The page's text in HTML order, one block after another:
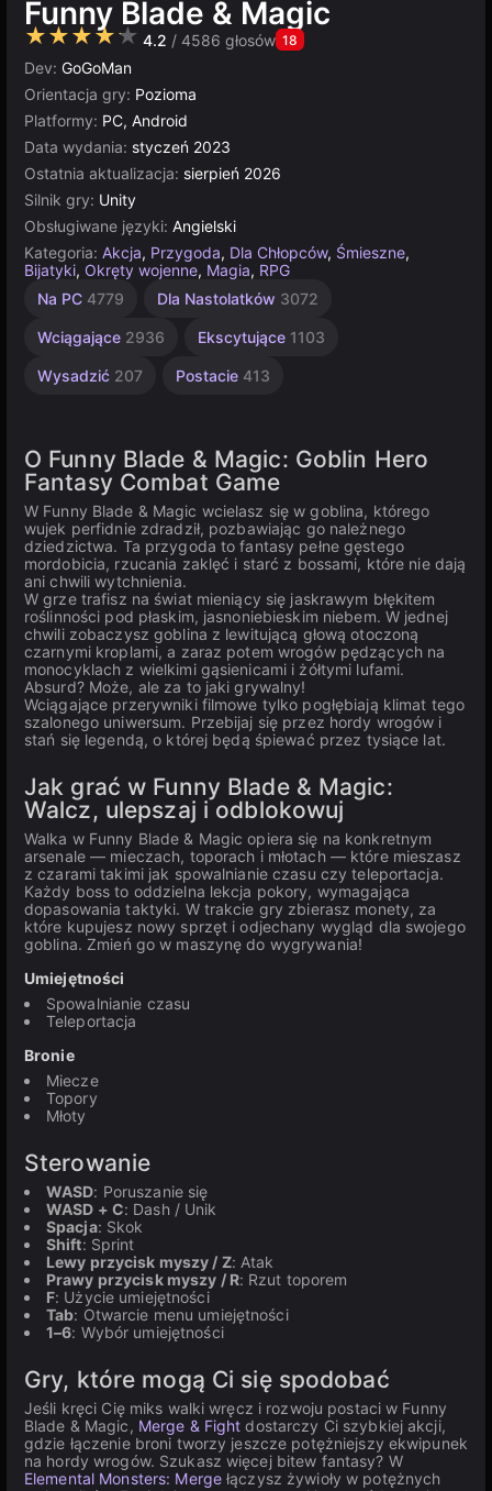
Funny Blade & Magic
★★★★★ 4.2 / 4586 głosów 18
Dev: GoGoMan
Orientacja gry: Pozioma
Platformy: PC, Android
Data wydania: styczeń 2023
Ostatnia aktualizacja: sierpień 2026
Silnik gry: Unity
Obsługiwane języki: Angielski
Kategoria: Akcja, Przygoda, Dla Chłopców, Śmieszne,
Bijatyki, Okręty wojenne, Magia, RPG
Na PC 4779 Dla Nastolatków 3072
Wciągające 2936 Ekscytujące 1103
Wysadzić 207 Postacie 413
Średniowiecze
Nieskończoność
Zręcznościowe
Komputerowe
Jednoosobowe
Strategiczne
Rosyjskie
Multiplayer
Unity
3172
Przygodowe
Akcji
46
O Funny Blade & Magic: Goblin Hero
Fantasy Combat Game
W Funny Blade & Magic wcielasz się w goblina, którego
wujek perfidnie zdradził, pozbawiając go należnego
dziedzictwa. Ta przygoda to fantasy pełne gęstego
mordobicia, rzucania zaklęć i starć z bossami, które nie dają
ani chwili wytchnienia.
W grze trafisz na świat mieniący się jaskrawym błękitem
roślinności pod płaskim, jasnoniebieskim niebem. W jednej
chwili zobaczysz goblina z lewitującą głową otoczoną
czarnymi kroplami, a zaraz potem wrogów pędzących na
monocyklach z wielkimi gąsienicami i żółtymi lufami.
Absurd? Może, ale za to jaki grywalny!
Wciągające przerywniki filmowe tylko pogłębiają klimat tego
szalonego uniwersum. Przebijaj się przez hordy wrogów i
stań się legendą, o której będą śpiewać przez tysiące lat.
Jak grać w Funny Blade & Magic:
Walcz, ulepszaj i odblokowuj
Walka w Funny Blade & Magic opiera się na konkretnym
arsenale — mieczach, toporach i młotach — które mieszasz
z czarami takimi jak spowalnianie czasu czy teleportacja.
Każdy boss to oddzielna lekcja pokory, wymagająca
dopasowania taktyki. W trakcie gry zbierasz monety, za
które kupujesz nowy sprzęt i odjechany wygląd dla swojego
goblina. Zmień go w maszynę do wygrywania!
Umiejętności
Spowalnianie czasu
Teleportacja
Bronie
Miecze
Topory
Młoty
Sterowanie
WASD: Poruszanie się
WASD + C: Dash / Unik
Spacja: Skok
Shift: Sprint
Lewy przycisk myszy / Z: Atak
Prawy przycisk myszy / R: Rzut toporem
F: Użycie umiejętności
Tab: Otwarcie menu umiejętności
1–6: Wybór umiejętności
Gry, które mogą Ci się spodobać
Jeśli kręci Cię miks walki wręcz i rozwoju postaci w Funny
Blade & Magic, Merge & Fight dostarczy Ci szybkiej akcji,
gdzie łączenie broni tworzy jeszcze potężniejszy ekwipunek
na hordy wrogów. Szukasz więcej bitew fantasy? W
Elemental Monsters: Merge łączysz żywioły w potężnych